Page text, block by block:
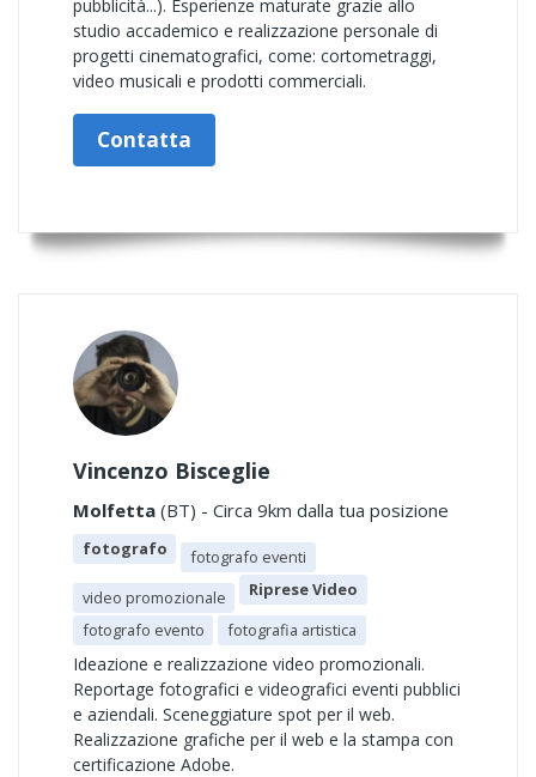
pubblicità...). Esperienze maturate grazie allo
studio accademico e realizzazione personale di
progetti cinematografici, come: cortometraggi,
video musicali e prodotti commerciali.
Contatta
Vincenzo Bisceglie
Molfetta (BT) - Circa 9km dalla tua posizione
fotografo
fotografo eventi
video promozionale
Riprese Video
fotografo evento
fotografia artistica
Ideazione e realizzazione video promozionali.
Reportage fotografici e videografici eventi pubblici
e aziendali. Sceneggiature spot per il web.
Realizzazione grafiche per il web e la stampa con
certificazione Adobe.